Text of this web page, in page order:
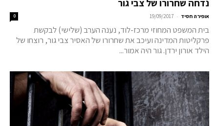
נדחה שחרורו של צבי גור
אופירה חסיד -
19/09/2017
0
בית המשפט המחוזי מרכז-לוד, נענה הערב (שלישי) לבקשת
פרקליטות המדינה ועיכב את שחרורו של האסיר צבי גור, רוצחו של
הילד אורון ירדן. גור היה אמור...